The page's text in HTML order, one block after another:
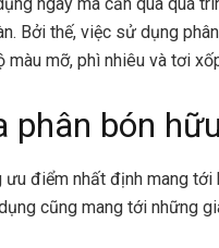
Bởi thế, việc sử dụng
mỡ, phì nhiêu và tơi
phân bón
điểm nhất định mang
cũng mang tới những